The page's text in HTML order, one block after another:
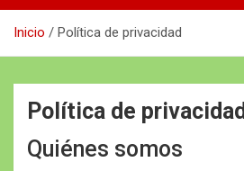
Inicio Política de privacidad
Política de privacidad
Quiénes somos